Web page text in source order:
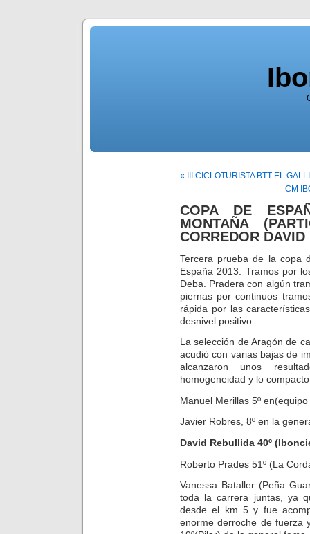
« III CICLOTURISTA BTT EL
CM
COPA DE
MONTAÑA
CORREDOR
Tercera prueba de la copa
España 2013. Tramos por
Deba. Pradera con algún
piernas por continuos
rápida por las
desnivel positivo.
La selección de Aragón de
acudió con varias bajas de
alcanzaron unos
homogeneidad y lo
Manuel Merillas 5º
Javier Robres, 8º en la
David Rebullida 40º
Roberto Prades 51º (La
Vanessa Bataller (Peña
toda la carrera juntas, ya
desde el km 5 y fue
enorme derroche de fuerza